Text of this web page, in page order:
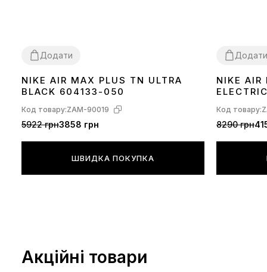
Додати
3637 38 39 404142 434445
NIKE AIR MAX PLUS TN ULTRA
BLACK 604133-050
Код товару:ZAM-90019
5922 грн3858 грн
ШВИДКА ПОКУПКА
Додати
3637 38 39
NIKE AIR
Код товару:
8290 грн
Акційні товари